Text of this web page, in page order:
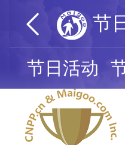
节
节日活动